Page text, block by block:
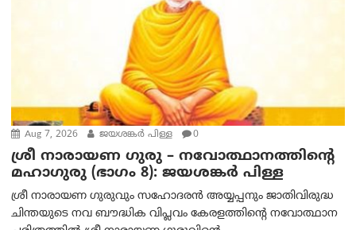
Aug 7, 2026 ജയശങ്കര്‍ പിള്ള 0
ശ്രീ നാരായണ ഗുരു – നവോത്ഥാനത്തിന്റെ
മഹാഗുരു (ഭാഗം 8): ജയശങ്കര്‍ പിള്ള
ശ്രീ നാരായണ ഗുരുവും സഹോദരൻ അയ്യപ്പനും ജാതിവിരുദ്ധ
ചിന്തയുടെ നവ ബൗദ്ധിക വിപ്ലവം കേരളത്തിന്റെ നവോത്ഥാന